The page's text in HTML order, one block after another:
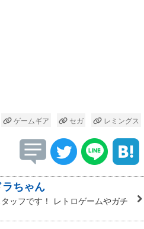
ゲームギア セガ レミングス
ちゃん
ッフです！ レトロゲームやガチ